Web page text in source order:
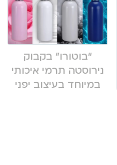
“בוטורו” בקבוק
נירוסטה תרמי איכותי
במיוחד בעיצוב יפני